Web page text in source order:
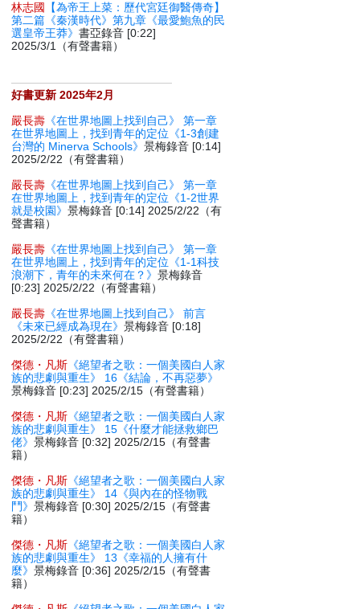
林志國
【為帝王上菜：歷代宮廷御醫傳奇】
第二篇《秦漢時代》第九章《最愛鮑魚的民
選皇帝王莽》書亞錄音 [0:22]
2025/3/1（有聲書籍）
好書更新 2025年2月
嚴長壽 《在世界地圖上找到自己》 第一章
在世界地圖上，找到青年的定位《1-3創建
台灣的 Minerva Schools》景梅錄音 [0:14]
2025/2/22（有聲書籍）
嚴長壽 《在世界地圖上找到自己》 第一章
在世界地圖上，找到青年的定位《1-2世界
就是校園》景梅錄音 [0:14] 2025/2/22（有
聲書籍）
嚴長壽 《在世界地圖上找到自己》 第一章
在世界地圖上，找到青年的定位《1-1科技
浪潮下，青年的未來何在？》景梅錄音
[0:23] 2025/2/22（有聲書籍）
嚴長壽 《在世界地圖上找到自己》 前言
《未來已經成為現在》景梅錄音 [0:18]
2025/2/22（有聲書籍）
傑德・凡斯 《絕望者之歌：一個美國白人家
族的悲劇與重生》 16《結論，不再惡夢》
景梅錄音 [0:23] 2025/2/15（有聲書籍）
傑德・凡斯 《絕望者之歌：一個美國白人家
族的悲劇與重生》 15《什麼才能拯救鄉巴
佬》景梅錄音 [0:32] 2025/2/15（有聲書
籍）
傑德・凡斯 《絕望者之歌：一個美國白人家
族的悲劇與重生》 14《與內在的怪物戰
鬥》景梅錄音 [0:30] 2025/2/15（有聲書
籍）
傑德・凡斯 《絕望者之歌：一個美國白人家
族的悲劇與重生》 13《幸福的人擁有什
麼》景梅錄音 [0:36] 2025/2/15（有聲書
籍）